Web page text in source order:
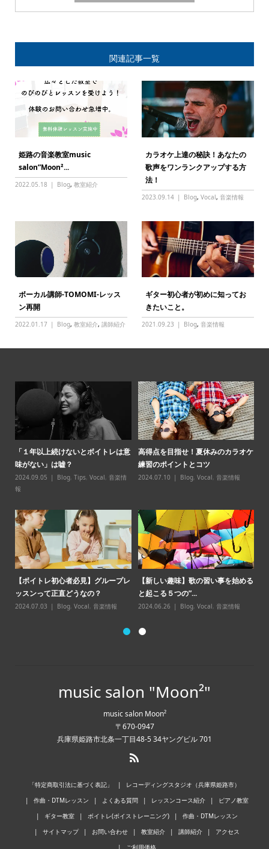
関連記事一覧
姫路の音楽教室music
salon”Moon²...
2022.05.18 Blog, 教室紹介
カラオケ上達の秘訣！あなたの
歌声をワンランクアップする方
法！
2023.09.14 Blog,Vocal,音楽情報
ボーカル講師-TOMOMI-レッス
ン再開
2022.01.17 Blog, 教室紹介, 講師紹介
ギター初心者が初めに知ってお
きたいこと。
2021.09.23 Blog,音楽情報
「１年以上続けないとボイトレは意
味がない」は嘘？
2024.09.05 Blog, Tips, Vocal, 音楽情
報
高得点を目指せ！夏休みのカラオケ
練習のポイントとコツ
2024.07.10 Blog, Vocal, 音楽情報
【ボイトレ初心者必見】グループレ
ッスンって正直どうなの？
2024.07.03 Blog, Vocal, 音楽情報
【新しい趣味】歌の習い事を始める
と起こる５つの”...
2024.06.26 Blog, Vocal, 音楽情報
music salon "Moon²"
music salon Moon²
〒670-0947
兵庫県姫路市北条一丁目48-5 34ヤングビル 701
「特定商取引法に基づく表記」
レコーディングスタジオ（兵庫県姫路市）
作曲・DTMレッスン
よくある質問 レッスンコース紹介
ピアノ教室
ギター教室
ボイトレ(ボイストレーニング)
作曲・DTMレッスン
サイトマップ
お問い合わせ 教室紹介 講師紹介
アクセス
ご利用価格